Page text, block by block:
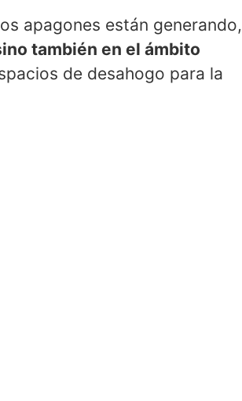
apagones están generando,
también en el ámbito
de desahogo para la